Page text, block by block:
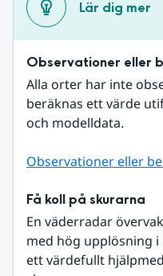
Lär dig mer
Observationer eller
Alla orter har inte
beräknas ett värde
och modelldata.
Observationer eller
Få koll på skurarna
En väderradar
med hög upplösning
ett värdefullt